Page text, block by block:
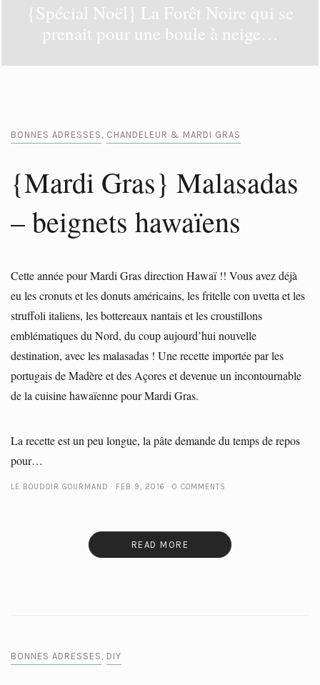
{Spécial Noël} La Forêt Noire qui se
prenait pour une boule à neige…
BONNES ADRESSES, CHANDELEUR & MARDI GRAS
{Mardi Gras} Malasadas
– beignets hawaïens
Cette année pour Mardi Gras direction Hawaï !! Vous avez déjà
eu les cronuts et les donuts américains, les fritelle con uvetta et les
struffoli italiens, les bottereaux nantais et les croustillons
emblématiques du Nord, du coup aujourd’hui nouvelle
destination, avec les malasadas ! Une recette importée par les
portugais de Madère et des Açores et devenue un incontournable
de la cuisine hawaïenne pour Mardi Gras.
La recette est un peu longue, la pâte demande du temps de repos
pour…
LE BOUDOIR GOURMAND FEB 9, 2016 0 COMMENTS
READ MORE
BONNES ADRESSES, DIY